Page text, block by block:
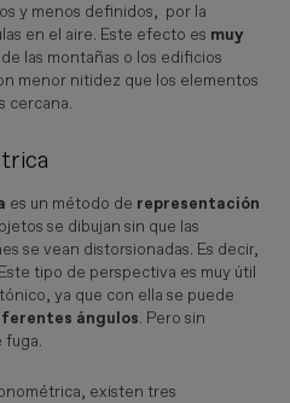
y menos definidos, por la
en el aire. Este efecto es muy
las montañas o los edificios
menor nitidez que los elementos
cercana.
es un método de representación
se dibujan sin que las
se vean distorsionadas. Es decir,
tipo de perspectiva es muy útil
ya que con ella se puede
ángulos. Pero sin
fuga.
existen tres